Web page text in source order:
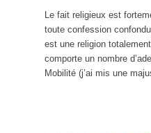
Le fait religieux est
toute confession
est une religion
comporte un nombre
Mobilité (j’ai mis une